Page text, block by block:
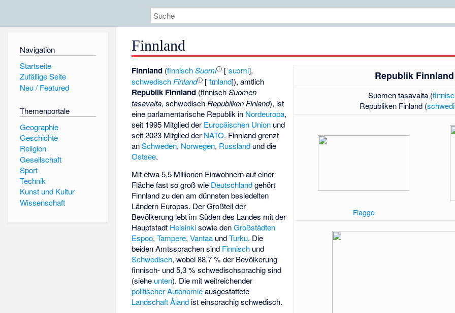
Navigation
Startseite
Zufällige Seite
Neu / Featured
Themenportale
Geographie
Geschichte
Religion
Gesellschaft
Sport
Technik
Kunst und Kultur
Wissenschaft
Finnland
Republik Finnland
Suomen tasavalta (
Republiken Finland (
Flagge
Finnland (finnisch Suomiⓘ [ˈsuɔmi],
schwedisch Finlandⓘ [ˈfɪnland]), amtlich
Republik Finnland (finnischSuomen
tasavalta, schwedischRepubliken Finland), ist
eineparlamentarische Republik in Nordeuropa,
seit 1995 Mitglied der Europäischen Union und
seit 2023 Mitglied der NATO. Finnland grenzt
anSchweden, Norwegen, Russland und die
Ostsee.
Mit etwa 5,5 Millionen Einwohnern auf einer
Fläche fast so groß wie Deutschlandgehört
Finnland zu den am dünnsten besiedelten
Ländern Europas. Der Großteil der
Bevölkerung lebt im Süden des Landes mit der
Hauptstadt Helsinkisowie denGroßstädten
Espoo,Tampere,Vantaa undTurku. Die
beiden Amtssprachen sind Finnisch und
Schwedisch, wobei 88,7 % der Bevölkerung
finnisch- und 5,3 % schwedischsprachig sind
(siehe unten). Die mit weitreichender
politischer Autonomieausgestattete
Landschaft Åland ist einsprachig schwedisch.